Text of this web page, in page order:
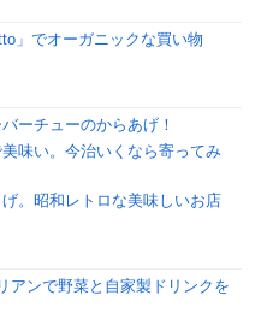
」でオーガニックな買い物
ーチューのからあげ！
味い。今治いくなら寄ってみ
。昭和レトロな美味しいお店
アンで野菜と自家製ドリンクを